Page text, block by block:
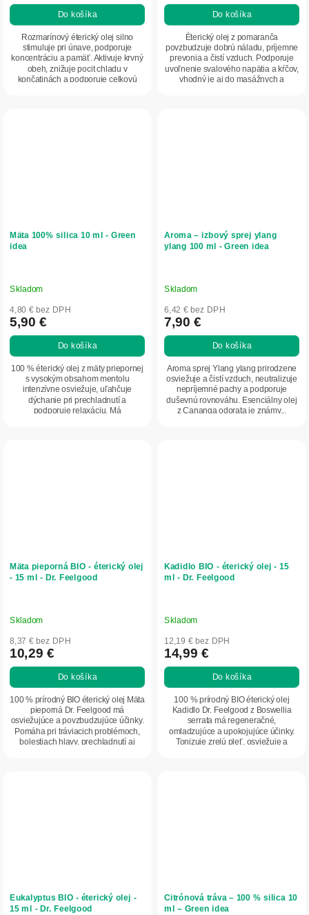
Do košíka
Rozmarínový éterický olej silno
stimuluje pri únave, podporuje
koncentráciu a pamäť. Aktivuje krvný
obeh, znižuje pocit chladu v
končatinách a podporuje celkovú
Do košíka
Éterický olej z pomaranča
povzbudzuje dobrú náladu, príjemne
prevonia a čistí vzduch. Podporuje
uvoľnenie svalového napätia a kŕčov,
vhodný je aj do masážnych a
Mäta 100% silica 10 ml - Green
idea
Skladom
4,80 € bez DPH
5,90 €
Do košíka
100 % éterický olej z mäty priepornej
s vysokým obsahom mentolu
intenzívne osviežuje, uľahčuje
dýchanie pri prechladnutí a
podporuje relaxáciu. Má
Aroma – izbový sprej ylang
ylang 100 ml - Green idea
Skladom
6,42 € bez DPH
7,90 €
Do košíka
Aroma sprej Ylang ylang prirodzene
osviežuje a čistí vzduch, neutralizuje
nepríjemné pachy a podporuje
duševnú rovnováhu. Esenciálny olej
z Cananga odorata je známy...
Mäta pieporná BIO - éterický olej
- 15 ml - Dr. Feelgood
Skladom
8,37 € bez DPH
10,29 €
Do košíka
100 % prírodný BIO éterický olej Mäta
pieporná Dr. Feelgood má
osviežujúce a povzbudzujúce účinky.
Pomáha pri tráviacich problémoch,
bolestiach hlavy, prechladnutí aj
Kadidlo BIO - éterický olej - 15
ml - Dr. Feelgood
Skladom
12,19 € bez DPH
14,99 €
Do košíka
100 % prírodný BIO éterický olej
Kadidlo Dr. Feelgood z Boswellia
serrata má regeneračné,
omladzujúce a upokojujúce účinky.
Tonizuje zrelú pleť, osviežuje a
Eukalyptus BIO - éterický olej -
15 ml - Dr. Feelgood
Citrónová tráva – 100 % silica 10
ml – Green idea